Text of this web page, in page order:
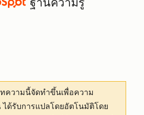
ความนี้จัดทำขึ้นเพื่อความ
ได้รับการแปลโดยอัตโนมัติโดย